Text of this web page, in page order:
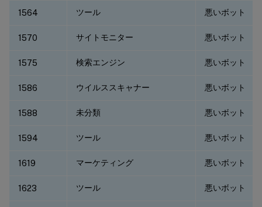
1564 ツール 悪いボット
1570 サイトモニター 悪いボット
1575 検索エンジン 悪いボット
1586 ウイルススキャナー 悪いボット
1588 未分類 悪いボット
1594 ツール 悪いボット
1619 マーケティング 悪いボット
1623 ツール 悪いボット